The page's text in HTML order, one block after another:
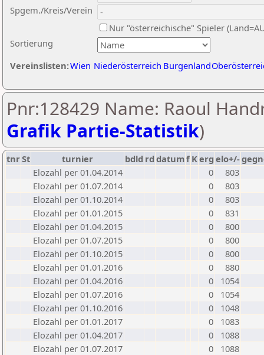
Sortierung
Spgem./Kreis/Verein
Nur "österreichische" Spieler
Vereinslisten:Wien Niederösterreich Burgenland
Pnr:128429 Name: Raoul
Grafik Partie-Statistik)
tnrSt turnier bdld rd datumf Kerg elo+/-
Elozahl per 01.04.2014
0
803
Elozahl per 01.07.2014
0
803
Elozahl per 01.10.2014
0
803
Elozahl per 01.01.2015
0
831
Elozahl per 01.04.2015
0
800
Elozahl per 01.07.2015
0
800
Elozahl per 01.10.2015
0
800
Elozahl per 01.01.2016
0
880
Elozahl per 01.04.2016
0
1054
Elozahl per 01.07.2016
0
1054
Elozahl per 01.10.2016
0
1048
Elozahl per 01.01.2017
0
1083
Elozahl per 01.04.2017
0
1088
Elozahl per 01.07.2017
0
1088